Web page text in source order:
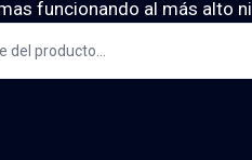
funcionando al más alto